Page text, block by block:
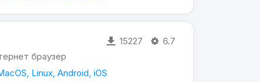
браузер
Linux, Android, iOS
15227 6.7